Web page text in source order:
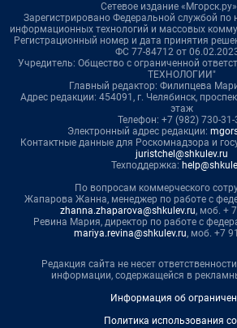
Сетевое издание
Зарегистрировано Федеральной службой по
информационных технологий и массовых
Регистрационный номер и дата принятия
ФС 77-84712 от
Учредитель: Общество с ограниченной
ТЕХНОЛОГИИ"
Главный редактор: Филипцева
Адрес редакции: 454091, г. Челябинск,
этаж
Телефон: +7 (982) 730-31-
Электронный адрес редакции:
Контактные данные для Роскомнадзора и
juristchel@shkulev.ru
Техподдержка:
По вопросам коммерческого
Жапарова Жанна, менеджер по работе с
zhanna.zhaparova@shkulev.ru, моб. +
Ревина Мария, директор по работе с
mariya.revina@shkulev.ru, моб. +7
Редакция сайта не несет
информации, содержащейся в
Информация об
Политика использования